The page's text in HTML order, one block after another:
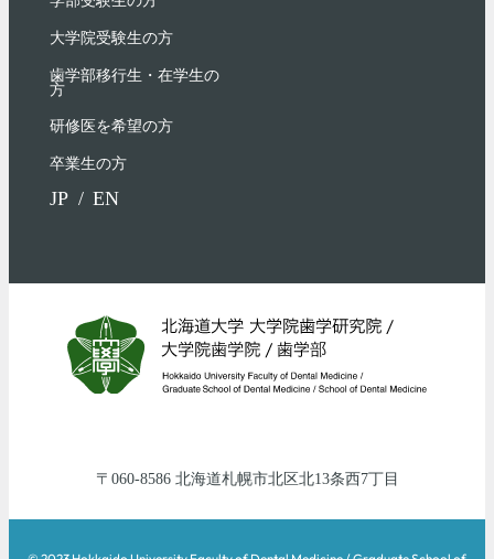
大学院受験生の方
歯学部移行生・在学⽣の
⽅
研修医を希望の方
卒業生の方
JP EN
060-8586 北海道札幌市北区北13条西7丁目